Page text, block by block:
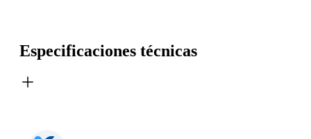
Especificaciones técnicas